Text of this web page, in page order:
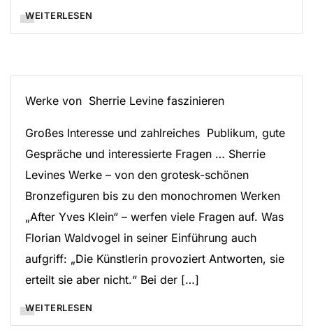
WEITERLESEN
Werke von Sherrie Levine faszinieren
Großes Interesse und zahlreiches Publikum, gute
Gespräche und interessierte Fragen … Sherrie
Levines Werke – von den grotesk-schönen
Bronzefiguren bis zu den monochromen Werken
„After Yves Klein“ – werfen viele Fragen auf. Was
Florian Waldvogel in seiner Einführung auch
aufgriff: „Die Künstlerin provoziert Antworten, sie
erteilt sie aber nicht.“ Bei der […]
WEITERLESEN